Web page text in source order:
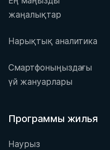
жаңалықтар
Нарықтық аналитика
Смартфоныңыздағы
үй жануарлары
Программы жилья
Наурыз